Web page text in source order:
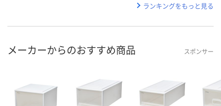
ランキングをもっと見る
メーカーからのおすすめ商品 スポンサー